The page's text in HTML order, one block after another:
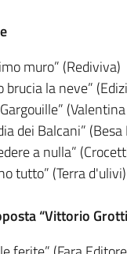
muro” (Rediviva)
brucia la neve”
dei Balcani” (Besa
a nulla”
tutto” (Terra d'ulivi)
“Vittorio